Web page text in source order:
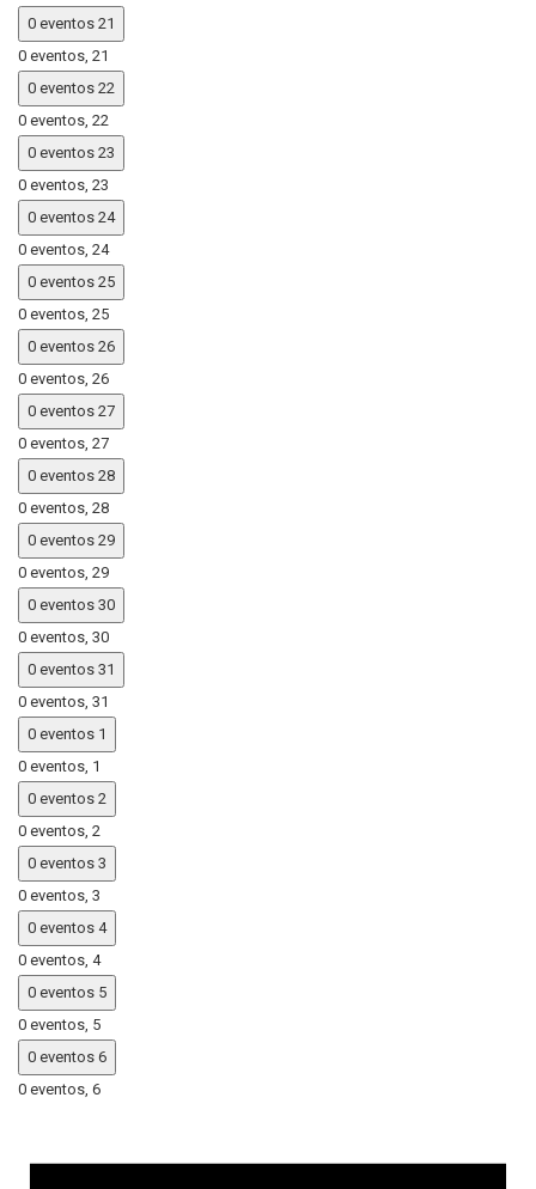
0 eventos 21
0 eventos, 21
0 eventos 22
0 eventos, 22
0 eventos 23
0 eventos, 23
0 eventos 24
0 eventos, 24
0 eventos 25
0 eventos, 25
0 eventos 26
0 eventos, 26
0 eventos 27
0 eventos, 27
0 eventos 28
0 eventos, 28
0 eventos 29
0 eventos, 29
0 eventos 30
0 eventos, 30
0 eventos 31
0 eventos, 31
0 eventos 1
0 eventos, 1
0 eventos 2
0 eventos, 2
0 eventos 3
0 eventos, 3
0 eventos 4
0 eventos, 4
0 eventos 5
0 eventos, 5
0 eventos 6
0 eventos, 6